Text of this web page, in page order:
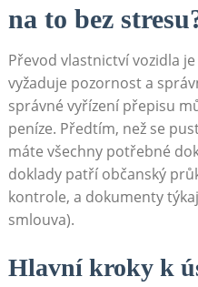
na to bez
Převod vlastnictví vozidla
vyžaduje pozornost a
správné vyřízení přepisu
peníze. Předtím, než se
máte všechny potřebné
doklady patří občanský
kontrole, a dokumenty
smlouva).
Hlavní kroky k